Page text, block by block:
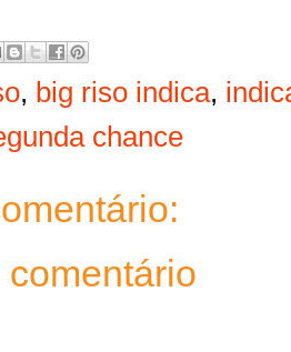
, big riso indica,
chance